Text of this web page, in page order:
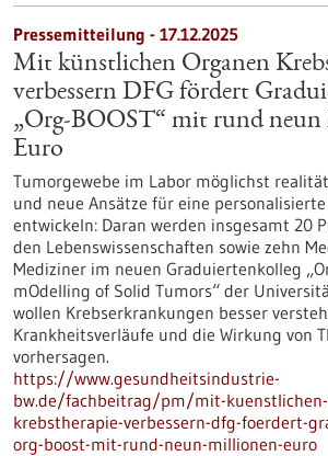
Pressemitteilung - 17.12.2025
Mit künstlichen Organen
verbessern DFG fördert
„Org-BOOST“ mit rund
Euro
Tumorgewebe im Labor möglichst
und neue Ansätze für eine
entwickeln: Daran werden insgesamt 20
den Lebenswissenschaften sowie zehn
Mediziner im neuen Graduiertenkolleg
mOdelling of Solid Tumors“ der
wollen Krebserkrankungen besser
Krankheitsverläufe und die Wirkung von
vorhersagen.
https://www.gesundheitsindustrie-
bw.de/fachbeitrag/pm/mit-
krebstherapie-verbessern-dfg-foerdert-
org-boost-mit-rund-neun-millionen-euro